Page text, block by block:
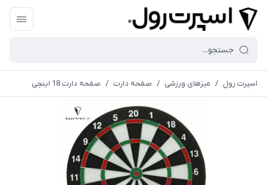
اسپرت رول / میزهای ورزشی / صفحه دارت / صفحه دارت 18 اینچی